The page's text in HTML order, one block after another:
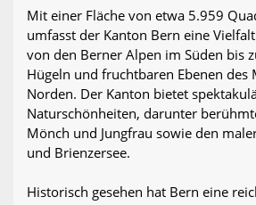
Mit einer Fläche von etwa 5.959
umfasst der Kanton Bern eine
von den Berner Alpen im Süden bis
Hügeln und fruchtbaren Ebenen des
Norden. Der Kanton bietet
Naturschönheiten, darunter
Mönch und Jungfrau sowie den
und Brienzersee.
Historisch gesehen hat Bern eine